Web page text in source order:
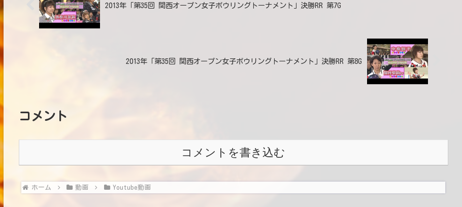
2013年「第35回 関西オープン女子ボウリングトーナメント」決勝RR 第7G
2013年「第35回 関西オープン女子ボウリングトーナメント」決勝RR 第8G
コメント
コメントを書き込む
ホーム 動画 Youtube動画